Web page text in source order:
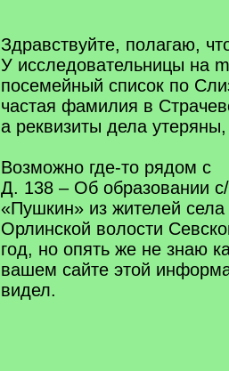
Здравствуйте, полагаю,
У исследовательницы на
посемейный список по
частая фамилия в
а реквизиты дела
Возможно где-то рядом с
Д. 138 – Об образовании
«Пушкин» из жителей
Орлинской волости
год, но опять же не знаю
вашем сайте этой
видел.